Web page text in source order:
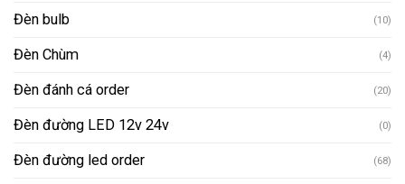
Đèn bulb (10)
Đèn Chùm (4)
Đèn đánh cá order (20)
Đèn đường LED 12v 24v (0)
Đèn đường led order (68)